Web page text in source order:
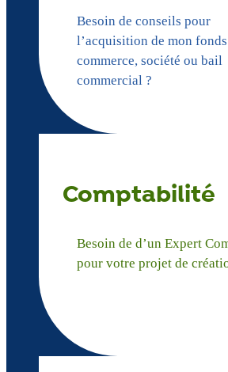
Besoin de conseils pour
l’acquisition de mon
commerce, société ou bail
commercial ?
Comptabilité
Besoin de d’un Expert
pour votre projet de